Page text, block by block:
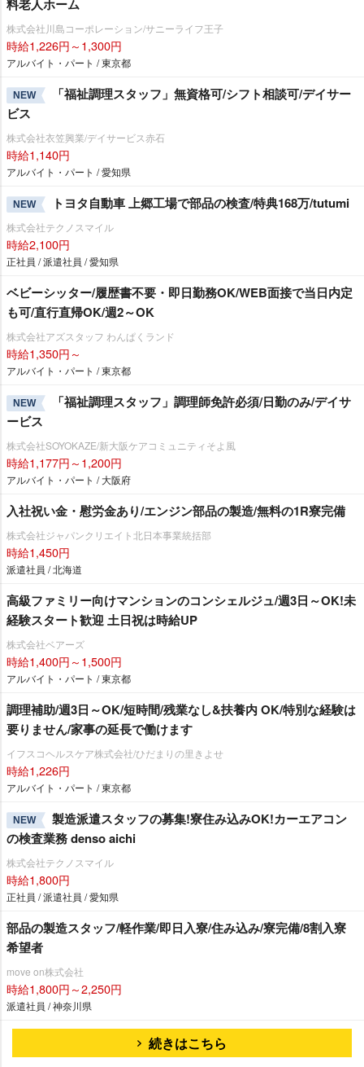
料老人ホーム
株式会社川島コーポレーション/サニーライフ王子
時給1,226円～1,300円
アルバイト・パート / 東京都
NEW
「福祉調理スタッフ」無資格可/シフト相談可/デイサー
ビス
株式会社衣笠興業/デイサービス赤石
時給1,140円
アルバイト・パート / 愛知県
NEW トヨタ自動車 上郷工場で部品の検査/特典168万/tutumi
株式会社テクノスマイル
時給2,100円
正社員 / 派遣社員 / 愛知県
ベビーシッター/履歴書不要・即日勤務OK/WEB面接で当日内定
も可/直行直帰OK/週2～OK
株式会社アズスタッフ わんぱくランド
時給1,350円～
アルバイト・パート / 東京都
NEW
「福祉調理スタッフ」調理師免許必須/日勤のみ/デイサ
ービス
株式会社SOYOKAZE/新大阪ケアコミュニティそよ風
時給1,177円～1,200円
アルバイト・パート / 大阪府
入社祝い金・慰労金あり/エンジン部品の製造/無料の1R寮完備
株式会社ジャパンクリエイト北日本事業統括部
時給1,450円
派遣社員 / 北海道
高級ファミリー向けマンションのコンシェルジュ/週3日～OK!未
経験スタート歓迎 土日祝は時給UP
株式会社ベアーズ
時給1,400円～1,500円
アルバイト・パート / 東京都
調理補助/週3日～OK/短時間/残業なし&扶養内 OK/特別な経験は
要りません/家事の延長で働けます
イフスコヘルスケア株式会社/ひだまりの里きよせ
時給1,226円
アルバイト・パート / 東京都
NEW
製造派遣スタッフの募集!寮住み込みOK!カーエアコン
の検査業務 denso aichi
株式会社テクノスマイル
時給1,800円
正社員 / 派遣社員 / 愛知県
部品の製造スタッフ/軽作業/即日入寮/住み込み/寮完備/8割入寮
希望者
move on株式会社
時給1,800円～2,250円
派遣社員 / 神奈川県
続きはこちら